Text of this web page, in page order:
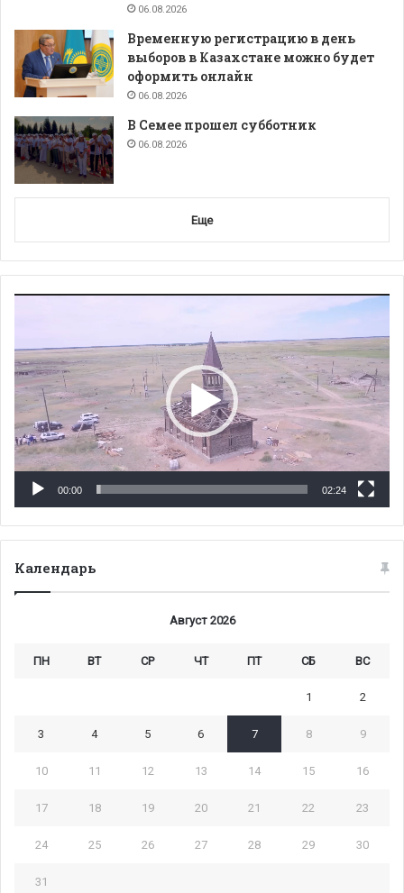
06.08.2026
Временную регистрацию в день
выборов в Казахстане можно будет
оформить онлайн
06.08.2026
В Семее прошел субботник
06.08.2026
Еще
00:00 02:24
Календарь
Август 2026
ПН ВТ СР ЧТ ПТ СБ ВС
1 2
3 4 5 6 7 8 9
10 11 12 13 14 15 16
17 18 19 20 21 22 23
24 25 26 27 28 29 30
31